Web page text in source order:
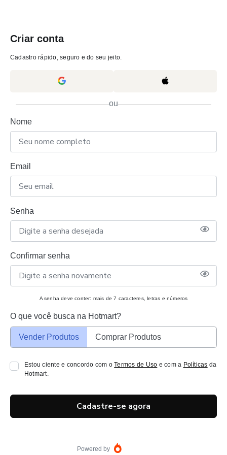
Criar conta
Cadastro rápido, seguro e do seu jeito.
ou
Nome
Email
Senha
Confirmar senha
A senha deve conter: mais de 7 caracteres, letras e números
O que você busca na Hotmart?
Vender Produtos Comprar Produtos
Estou ciente e concordo com oTermos de Uso e com a Políticas da
Hotmart.
Cadastre-se agora
Powered by